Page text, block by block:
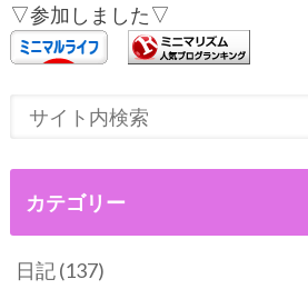
▽参加しました▽
カテゴリー
日記(137)